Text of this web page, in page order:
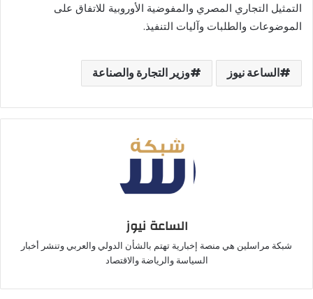
التمثيل التجاري المصري والمفوضية الأوروبية للاتفاق على
الموضوعات والطلبات وآليات التنفيذ.
الساعة نيوز وزير التجارة والصناعة
الساعة نيوز
شبكة مراسلين هي منصة إخبارية تهتم بالشأن الدولي والعربي وتنشر أخبار
السياسة والرياضة والاقتصاد